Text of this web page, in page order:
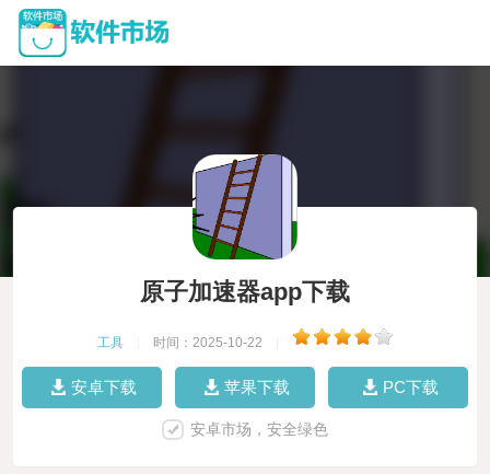
原子加速器app下载
工具 时间：2025-10-22
安卓下载 苹果下载 PC下载
安卓市场，安全绿色